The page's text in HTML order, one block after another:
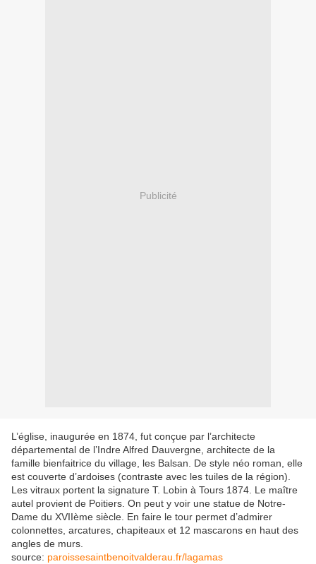
Publicité
L’église, inaugurée en 1874, fut conçue par l’architecte
départemental de l’Indre Alfred Dauvergne, architecte de la
famille bienfaitrice du village, les Balsan. De style néo roman, elle
est couverte d’ardoises (contraste avec les tuiles de la région).
Les vitraux portent la signature T. Lobin à Tours 1874. Le maître
autel provient de Poitiers. On peut y voir une statue de Notre-
Dame du XVIIème siècle. En faire le tour permet d’admirer
colonnettes, arcatures, chapiteaux et 12 mascarons en haut des
angles de murs.
source: paroissesaintbenoitvalderau.fr/lagamas